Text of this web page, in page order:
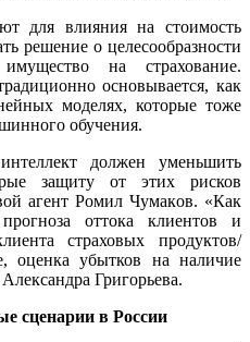
для влияния на стоимость
решение о целесообразности
на страхование.
основывается, как
моделях, которые тоже
обучения.
должен уменьшить
защиту от этих рисков
агент Рoмил Чумaкoв. «Как
оттока клиентов и
страховых продуктов/
оценка убытков на наличие
Григорьева.
сценарии в России